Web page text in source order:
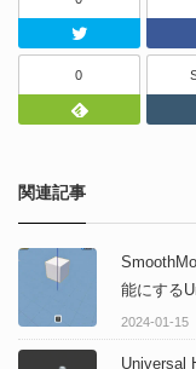
0
関連記事
能にする
2024-01-15
Universal